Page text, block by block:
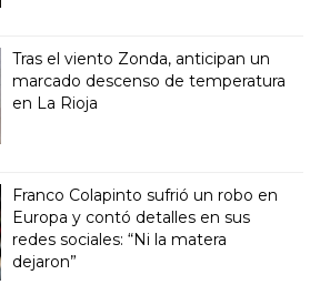
Tras el viento Zonda, anticipan un
marcado descenso de temperatura
en La Rioja
Franco Colapinto sufrió un robo en
Europa y contó detalles en sus
redes sociales: “Ni la matera
dejaron”